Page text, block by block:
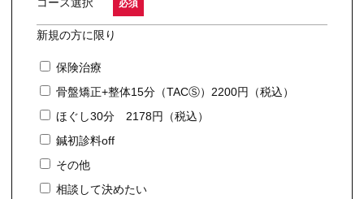
コース選択 必須
新規の方に限り
保険治療
骨盤矯正+整体15分（TACⓈ）2200円（税込）
ほぐし30分 2178円（税込）
鍼初診料off
その他
相談して決めたい